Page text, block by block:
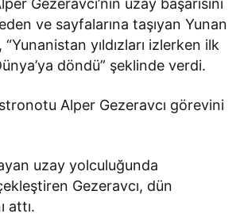
ve sayfalarına taşıyan Yunan
yıldızları izlerken ilk
döndü” şeklinde verdi.
Alper Gezeravcı görevini
uzay yolculuğunda
Gezeravcı, dün
attı.